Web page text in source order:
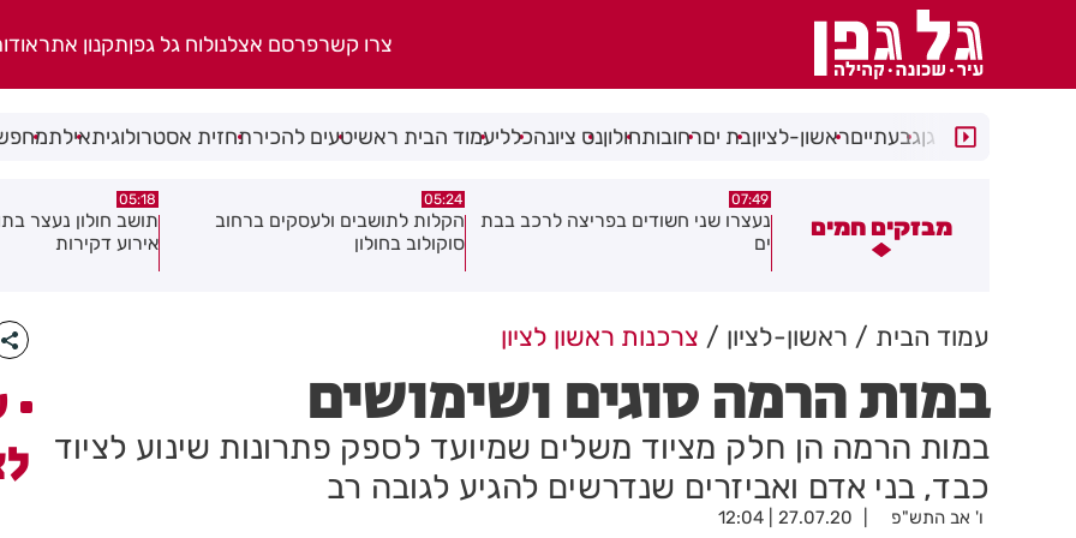
צרו קשרפרסם אצלנולוח גל גפןתקנון אתר
רמת גןגבעתייםראשון-לציוןבת יםרחובותחולוןנס ציונהכלליעמוד הבית ראשיטעים להכירתחזית אסטרולוגיתאילת
מבזקים חמים
נעצרו שני חשודים בפריצה לרכב בבת
05:24
הקלות לתושבים ולעסקים ברחוב
סוקולוב בחולון
05:18
תושב חולון נעצר בתום מרדף בעקבות
אירוע דקירות
08.08.26
תושב חולון נעצר
וגרימת נזק במספר
עמוד הבית ראשון-לציון צרכנות ראשון לציון
במות הרמה סוגים ושימושים
במות הרמה הן חלק מציוד משלים שמיועד לספק פתרונות שינוע לציוד
כבד, בני אדם ואביזרים שנדרשים להגיע לגובה רב
ו' אב התש"פ 27.07.20 | 12:04